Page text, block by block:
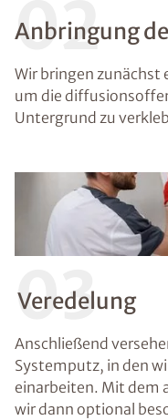
02
Anbringung
Wir bringen zunächst
um die
Untergrund zu
03
Veredelung
Anschließend
Systemputz, in den
einarbeiten. Mit dem
wir dann optional